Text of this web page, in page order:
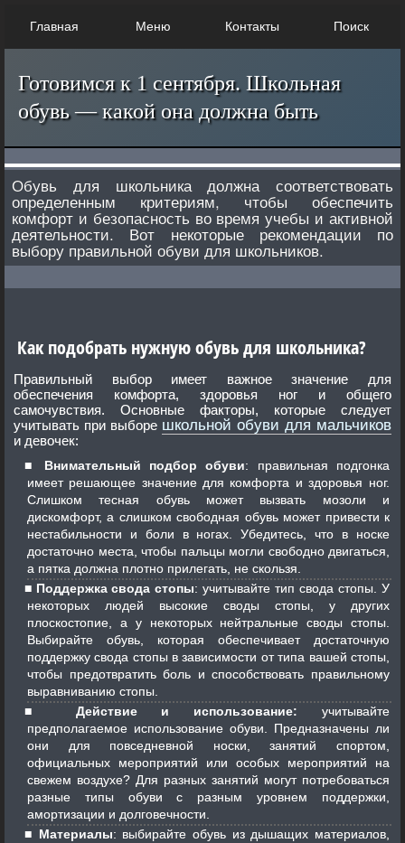
Главная Меню Контакты Поиск
Готовимся к 1 сентября. Школьная
обувь — какой она должна быть
Обувь для школьника должна соответствовать
определенным критериям, чтобы обеспечить
комфорт и безопасность во время учебы и активной
деятельности. Вот некоторые рекомендации по
выбору правильной обуви для школьников.
Как подобрать нужную обувь для школьника?
Правильный выбор имеет важное значение для
обеспечения комфорта, здоровья ног и общего
самочувствия. Основные факторы, которые следует
учитывать при выборе школьной обуви для мальчиков
и девочек:
Внимательный подбор обуви: правильная подгонка
имеет решающее значение для комфорта и здоровья ног.
Слишком тесная обувь может вызвать мозоли и
дискомфорт, а слишком свободная обувь может привести к
нестабильности и боли в ногах. Убедитесь, что в носке
достаточно места, чтобы пальцы могли свободно двигаться,
а пятка должна плотно прилегать, не скользя.
Поддержка свода стопы: учитывайте тип свода стопы. У
некоторых людей высокие своды стопы, у других
плоскостопие, а у некоторых нейтральные своды стопы.
Выбирайте обувь, которая обеспечивает достаточную
поддержку свода стопы в зависимости от типа вашей стопы,
чтобы предотвратить боль и способствовать правильному
выравниванию стопы.
Действие и использование: учитывайте
предполагаемое использование обуви. Предназначены ли
они для повседневной носки, занятий спортом,
официальных мероприятий или особых мероприятий на
свежем воздухе? Для разных занятий могут потребоваться
разные типы обуви с разным уровнем поддержки,
амортизации и долговечности.
Материалы: выбирайте обувь из дышащих материалов,